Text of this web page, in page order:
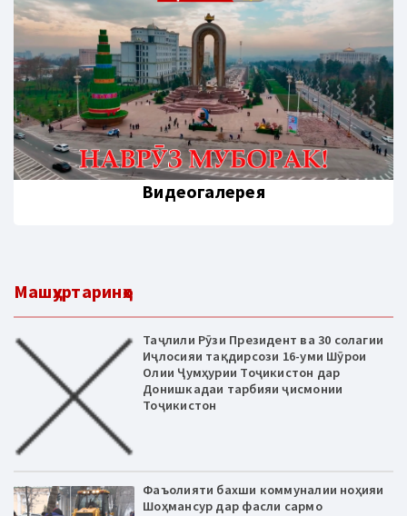
Видеогалерея
Машҳуртаринҳо
Таҷлили Рӯзи Президент ва 30 солагии
Иҷлосияи тақдирсози 16-уми Шӯрои
Олии Ҷумҳурии Тоҷикистон дар
Донишкадаи тарбияи ҷисмонии
Тоҷикистон
Фаъолияти бахши коммуналии ноҳияи
Шоҳмансур дар фасли сармо